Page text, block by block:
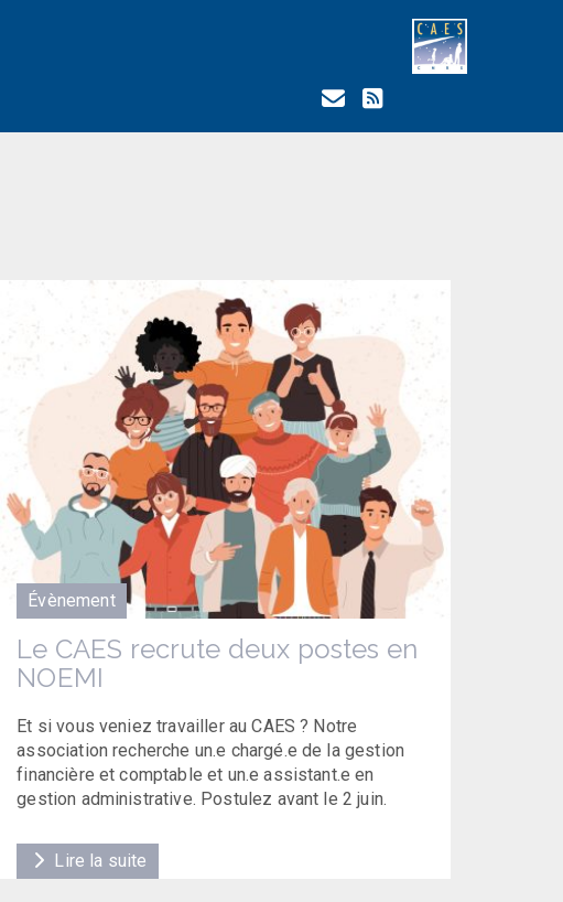
Évènement
Le CAES recrute deux postes en
NOEMI
Et si vous veniez travailler au CAES ? Notre
association recherche un.e chargé.e de la gestion
financière et comptable et un.e assistant.e en
gestion administrative. Postulez avant le 2 juin.
Lire la suite